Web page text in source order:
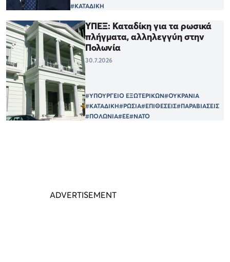
#ΚΑΤΑΔΙΚΗ
ΥΠΕΞ: Καταδίκη για τα ρωσικά
πλήγματα, αλληλεγγύη στην
Πολωνία
30.7.2026
#ΥΠΟΥΡΓΕΙΟ ΕΞΩΤΕΡΙΚΩΝ#ΟΥΚΡΑΝΙΑ
#ΚΑΤΑΔΙΚΗ#ΡΩΣΙΑ#ΕΠΙΘΕΣΕΙΣ#ΠΑΡΑΒΙΑΣΕΙΣ
#ΠΟΛΩΝΙΑ#ΕΕ#ΝΑΤΟ